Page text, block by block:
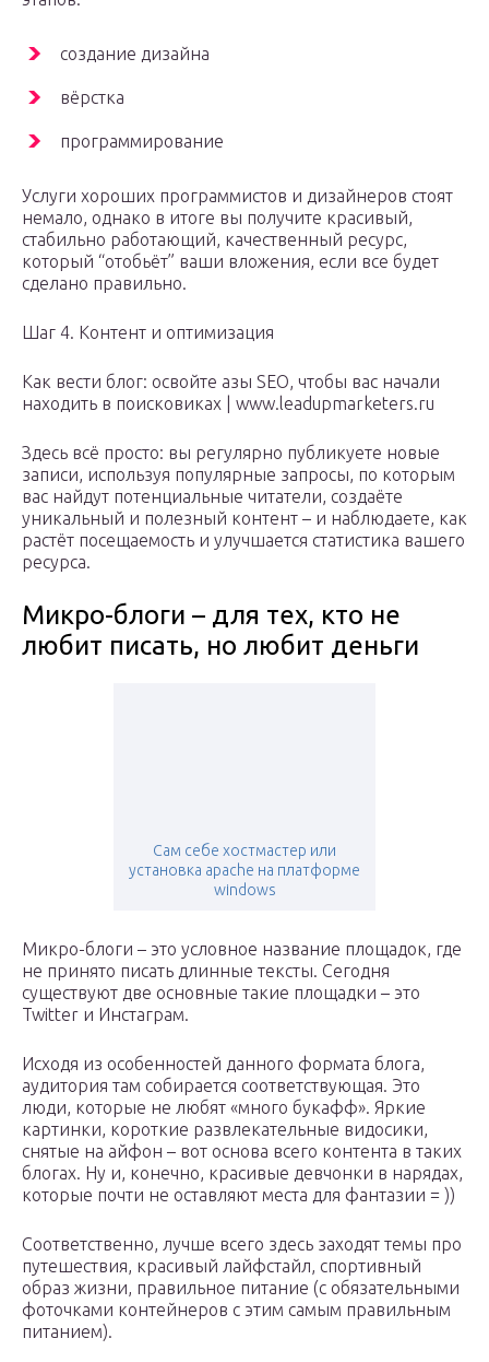
создание дизайна
вёрстка
программирование
Услуги хороших программистов и дизайнеров стоят
немало, однако в итоге вы получите красивый,
стабильно работающий, качественный ресурс,
который “отобьёт” ваши вложения, если все будет
сделано правильно.
Шаг 4. Контент и оптимизация
Как вести блог: освойте азы SEO, чтобы вас начали
находить в поисковиках | www.leadupmarketers.ru
Здесь всё просто: вы регулярно публикуете новые
записи, используя популярные запросы, по которым
вас найдут потенциальные читатели, создаёте
уникальный и полезный контент – и наблюдаете, как
растёт посещаемость и улучшается статистика вашего
ресурса.
Микро-блоги – для тех, кто не
любит писать, но любит деньги
Сам себе хостмастер или
установка apache на платформе
windows
Микро-блоги – это условное название площадок, где
не принято писать длинные тексты. Сегодня
существуют две основные такие площадки – это
Twitter и Инстаграм.
Исходя из особенностей данного формата блога,
аудитория там собирается соответствующая. Это
люди, которые не любят «много букафф». Яркие
картинки, короткие развлекательные видосики,
снятые на айфон – вот основа всего контента в таких
блогах. Ну и, конечно, красивые девчонки в нарядах,
которые почти не оставляют места для фантазии = ))
Соответственно, лучше всего здесь заходят темы про
путешествия, красивый лайфстайл, спортивный
образ жизни, правильное питание (с обязательными
фоточками контейнеров с этим самым правильным
питанием).